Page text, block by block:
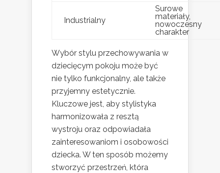
Industrialny
Surowe
materiały,
nowoczesny
charakter
Wybór stylu przechowywania w
dziecięcym pokoju może być
nie tylko funkcjonalny, ale także
przyjemny estetycznie.
Kluczowe jest, aby stylistyka
harmonizowała z resztą
wystroju oraz odpowiadała
zainteresowaniom i osobowości
dziecka. W ten sposób możemy
stworzyć przestrzeń, która